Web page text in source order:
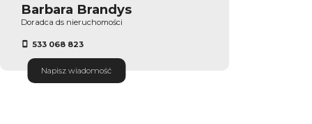
Barbara Brandys
Doradca ds nieruchomości
533 068 823
Napisz wiadomość